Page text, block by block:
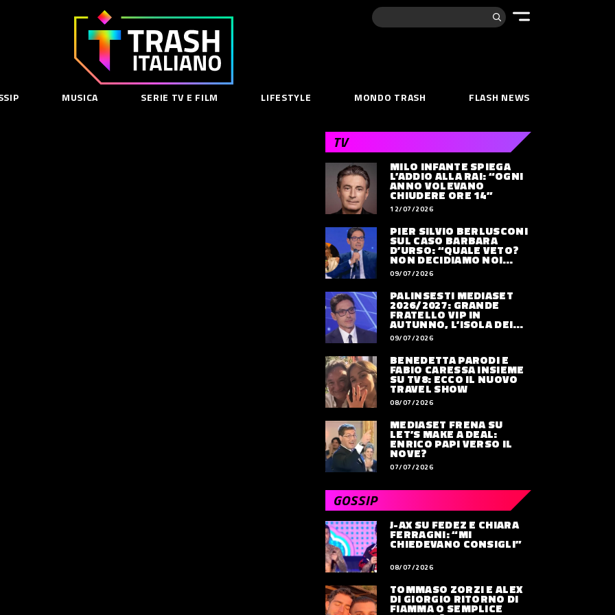
Cerca:
Trash
Italiano
MUSICA SERIE TV E FILM LIFESTYLE MONDO TRASH FLASH NEWS
TV
MILO INFANTE SPIEGA
L’ADDIO ALLA RAI: “OGNI
ANNO VOLEVANO
CHIUDERE ORE 14”
12/07/2026
PIER SILVIO BERLUSCONI
SUL CASO BARBARA
D’URSO: “QUALE VETO?
NON DECIDIAMO NOI
DOVE LAVORERÀ”
09/07/2026
PALINSESTI MEDIASET
2026/2027: GRANDE
FRATELLO VIP IN
AUTUNNO, L’ISOLA DEI
FAMOSI SLITTA AL 2027
09/07/2026
BENEDETTA PARODI E
FABIO CARESSA INSIEME
SU TV8: ECCO IL NUOVO
TRAVEL SHOW
08/07/2026
MEDIASET FRENA SU
LET’S MAKE A DEAL:
ENRICO PAPI VERSO IL
NOVE?
07/07/2026
GOSSIP
J-AX SU FEDEZ E CHIARA
FERRAGNI: “MI
CHIEDEVANO CONSIGLI”
08/07/2026
TOMMASO ZORZI E ALEX
DI GIORGIO RITORNO DI
FIAMMA O SEMPLICE